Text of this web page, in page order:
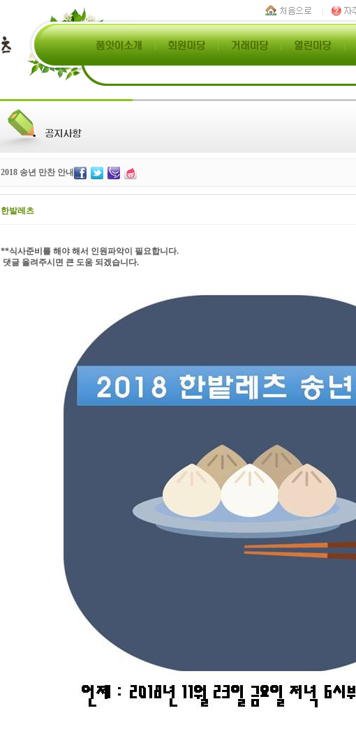
2018 송년 만찬 안내
한밭레츠
**식사준비를 해야 해서 인원파악이 필요합니다.
댓글 올려주시면 큰 도움 되겠습니다.